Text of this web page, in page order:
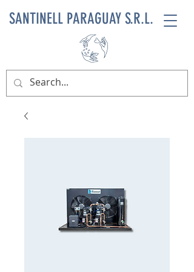
SANTINELL PARAGUAY S.R.L.